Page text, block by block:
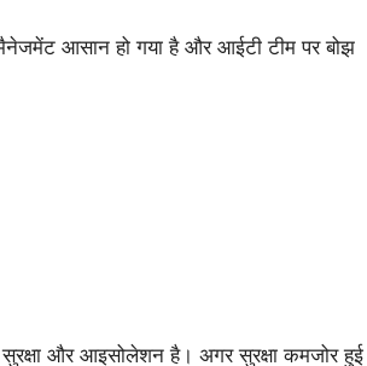
आसान हो गया है और आईटी टीम पर बोझ
और आइसोलेशन है। अगर सुरक्षा कमजोर हुई